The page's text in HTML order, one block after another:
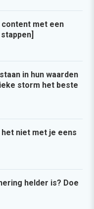
met een
in hun waarden
storm het beste
niet met je eens
helder is? Doe